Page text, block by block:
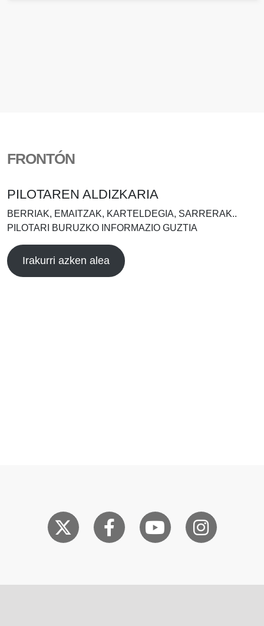
FRONTÓN
PILOTAREN ALDIZKARIA
BERRIAK, EMAITZAK, KARTELDEGIA, SARRERAK..
PILOTARI BURUZKO INFORMAZIO GUZTIA
Irakurri azken alea